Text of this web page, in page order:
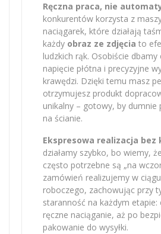
Ręczna praca, nie
konkurentów korzysta z
naciągarek, które działają
każdy obraz ze zdjęcia to
ludzkich rąk. Osobiście dbamy
napięcie płótna i precyzyjne
krawędzi. Dzięki temu masz
otrzymujesz produkt
unikalny – gotowy, by dumnie
na ścianie.
Ekspresowa realizacja bez
działamy szybko, bo wiemy,
często potrzebne są „na
zamówień realizujemy w
roboczego, zachowując przy
staranność na każdym etapie:
ręczne naciąganie, aż po
pakowanie do wysyłki.